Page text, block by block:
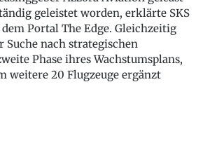
geleistet worden, erklärte SKS
Portal The Edge. Gleichzeitig
Suche nach strategischen
Phase ihres Wachstumsplans,
weitere 20 Flugzeuge ergänzt